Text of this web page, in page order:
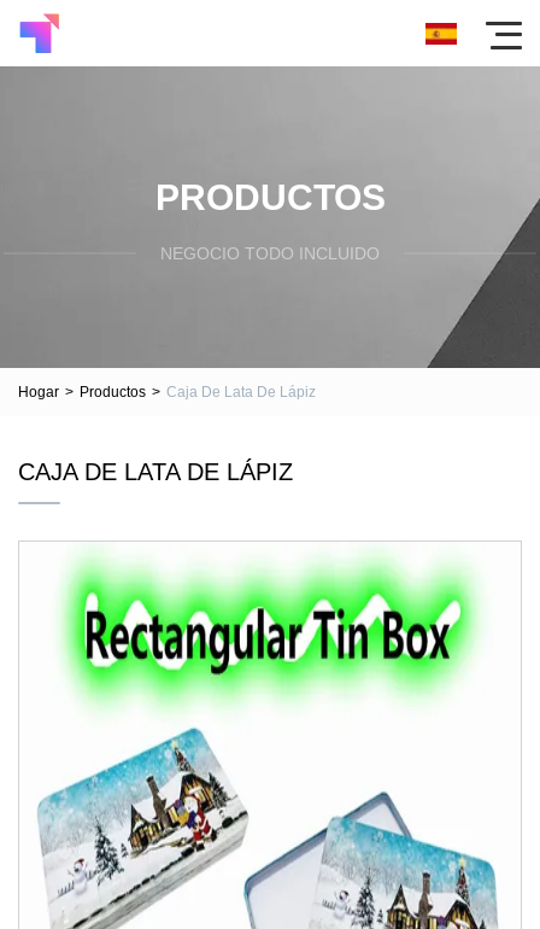
PRODUCTOS
NEGOCIO TODO INCLUIDO
Hogar > Productos > Caja De Lata De Lápiz
CAJA DE LATA DE LÁPIZ